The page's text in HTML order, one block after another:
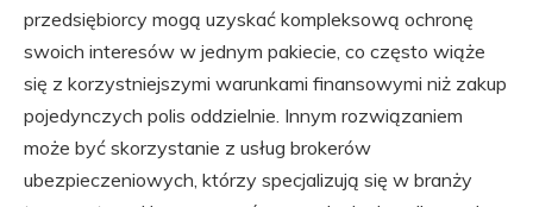
przedsiębiorcy mogą uzyskać kompleksową ochronę
swoich interesów w jednym pakiecie, co często wiąże
się z korzystniejszymi warunkami finansowymi niż zakup
pojedynczych polis oddzielnie. Innym rozwiązaniem
może być skorzystanie z usług brokerów
ubezpieczeniowych, którzy specjalizują się w branży